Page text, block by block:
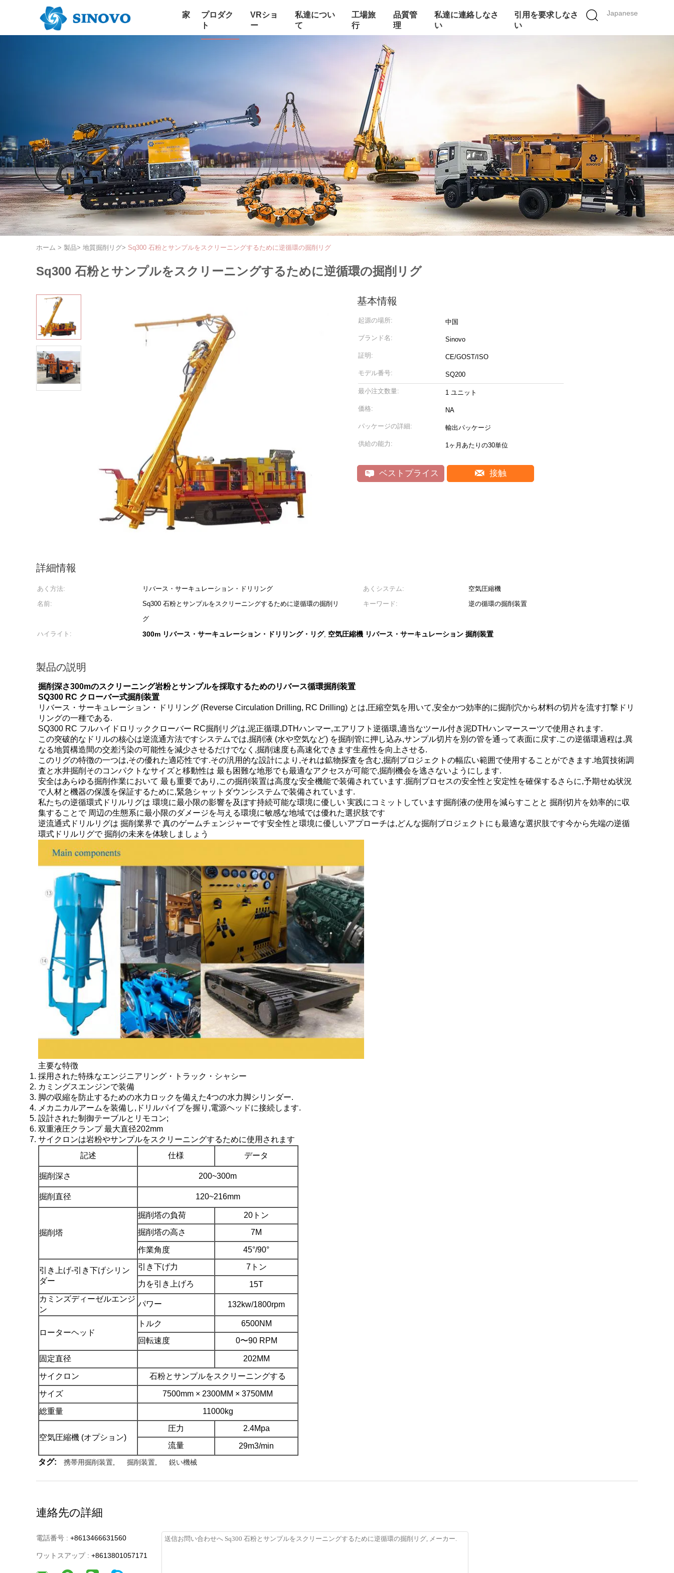
Japanese
家
プロダク
ト
VRショ
ー
私達につい
て
工場旅
行
品質管
理
私達に連絡しなさ
い
引用を要求しなさ
い
ホーム > 製品> 地質掘削リグ> Sq300 石粉とサンプルをスクリーニングするために逆循環の掘削リグ
Sq300 石粉とサンプルをスクリーニングするために逆循環の掘削リグ
基本情報
起源の場所: 中国
ブランド名: Sinovo
証明: CE/GOST/ISO
モデル番号: SQ200
最小注文数量: 1 ユニット
価格: NA
パッケージの詳細: 輸出パッケージ
供給の能力: 1ヶ月あたりの30単位
ベストプライス 接触
詳細情報
あく方法: リバース・サーキュレーション・ドリリング あくシステム:
空気圧縮機
名前:
Sq300 石粉とサンプルをスクリーニングするために逆循環の掘削リ
グ
キーワード: 逆の循環の掘削装置
ハイライト: 300m リバース・サーキュレーション・ドリリング・リグ, 空気圧縮機 リバース・サーキュレーション 掘削装置
製品の説明
掘削深さ300mのスクリーニング岩粉とサンプルを採取するためのリバース循環掘削装置
SQ300 RC クローバー式掘削装置
リバース・サーキュレーション・ドリリング (Reverse Circulation Drilling, RC Drilling) とは,圧縮空気を用いて,安全かつ効率的に掘削穴から材料の切片を流す打撃ドリ
リングの一種である.
SQ300 RC フルハイドロリッククローバー RC掘削リグは,泥正循環,DTHハンマー,エアリフト逆循環,適当なツール付き泥DTHハンマースーツで使用されます.
この突破的なドリルの核心は逆流通方法ですシステムでは,掘削液 (水や空気など) を掘削管に押し込み,サンプル切片を別の管を通って表面に戻す.この逆循環過程は,異
なる地質構造間の交差汚染の可能性を減少させるだけでなく,掘削速度も高速化できます生産性を向上させる.
このリグの特徴の一つは,その優れた適応性です.その汎用的な設計により,それは鉱物探査を含む,掘削プロジェクトの幅広い範囲で使用することができます.地質技術調
査と水井掘削そのコンパクトなサイズと移動性は 最も困難な地形でも最適なアクセスが可能で,掘削機会を逃さないようにします.
安全はあらゆる掘削作業において 最も重要であり,この掘削装置は高度な安全機能で装備されています.掘削プロセスの安全性と安定性を確保するさらに,予期せぬ状況
で人材と機器の保護を保証するために,緊急シャットダウンシステムで装備されています.
私たちの逆循環式ドリルリグは 環境に最小限の影響を及ぼす持続可能な環境に優しい 実践にコミットしています掘削液の使用を減らすことと 掘削切片を効率的に収
集することで 周辺の生態系に最小限のダメージを与える環境に敏感な地域では優れた選択肢です
逆流通式ドリルリグは 掘削業界で 真のゲームチェンジャーです安全性と環境に優しいアプローチは,どんな掘削プロジェクトにも最適な選択肢です今から先端の逆循
環式ドリルリグで 掘削の未来を体験しましょう
主要な特徴
採用された特殊なエンジニアリング・トラック・シャシー
カミングスエンジンで装備
脚の収縮を防止するための水力ロックを備えた4つの水力脚シリンダー.
メカニカルアームを装備し,ドリルパイプを握り,電源ヘッドに接続します.
設計された制御テーブルとリモコン;
双重液圧クランプ 最大直径202mm
サイクロンは岩粉やサンプルをスクリーニングするために使用されます
記述
仕様 データ
掘削深さ 200~300m
掘削直径 120~216mm
掘削塔
掘削塔の負荷
20トン
掘削塔の高さ
7M
作業角度 45°/90°
引き上げ-引き下げシリン
ダー
引き下げ力
7トン
力を引き上げろ
15T
カミンズディーゼルエンジ
ン
パワー 132kw/1800rpm
ローターヘッド
トルク
6500NM
回転速度
0〜90 RPM
固定直径 202MM
サイクロン 石粉とサンプルをスクリーニングする
サイズ 7500mm × 2300MM × 3750MM
総重量 11000kg
空気圧縮機 (オプション)
圧力
2.4Mpa
流量
29m3/min
タグ:
携帯用掘削装置 掘削装置 鋭い機械
連絡先の詳細
電話番号 : +8613466631560
ワットスアップ : +8613801057171